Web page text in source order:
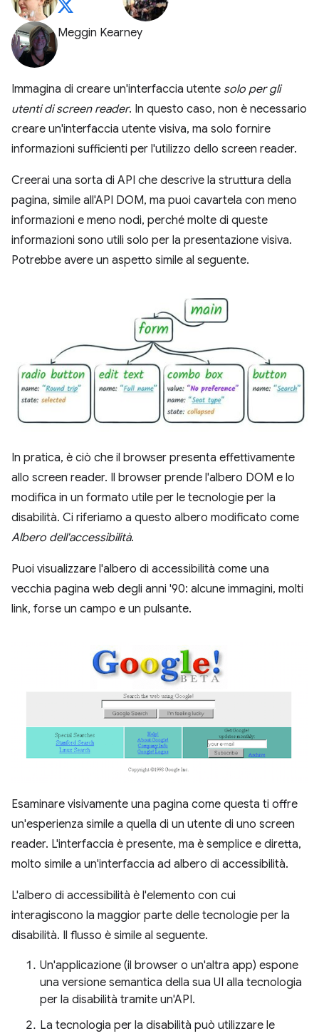
Meggin Kearney
Immagina di creare un'interfaccia utente solo per gli
utenti di screen reader. In questo caso, non è necessario
creare un'interfaccia utente visiva, ma solo fornire
informazioni sufficienti per l'utilizzo dello screen reader.
Creerai una sorta di API che descrive la struttura della
pagina, simile all'API DOM, ma puoi cavartela con meno
informazioni e meno nodi, perché molte di queste
informazioni sono utili solo per la presentazione visiva.
Potrebbe avere un aspetto simile al seguente.
In pratica, è ciò che il browser presenta effettivamente
allo screen reader. Il browser prende l'albero DOM e lo
modifica in un formato utile per le tecnologie per la
disabilità. Ci riferiamo a questo albero modificato come
Albero dell'accessibilità.
Puoi visualizzare l'albero di accessibilità come una
vecchia pagina web degli anni '90: alcune immagini, molti
link, forse un campo e un pulsante.
Esaminare visivamente una pagina come questa ti offre
un'esperienza simile a quella di un utente di uno screen
reader. L'interfaccia è presente, ma è semplice e diretta,
molto simile a un'interfaccia ad albero di accessibilità.
L'albero di accessibilità è l'elemento con cui
interagiscono la maggior parte delle tecnologie per la
disabilità. Il flusso è simile al seguente.
Un'applicazione (il browser o un'altra app) espone
una versione semantica della sua UI alla tecnologia
per la disabilità tramite un'API.
La tecnologia per la disabilità può utilizzare le